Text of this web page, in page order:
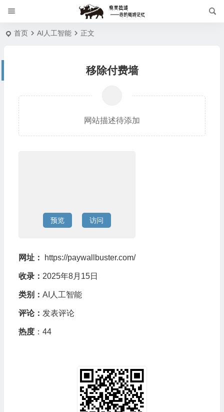
首页 AI人工智能 正文
移除付费墙
网站描述待添加
预览 访问
网址： https://paywallbuster.com/
收录： 2025年8月15日
类别： AI人工智能
评论： 发表评论
热度：44